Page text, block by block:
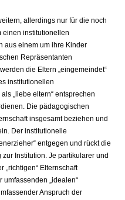
allerdings nur für die noch
einen institutionellen
aus einem um ihre Kinder
Repräsentanten
die Eltern „eingemeindet“
institutionellen
„liebe eltern“ entsprechen
Die pädagogischen
insgesamt beziehen und
Der institutionelle
entgegen und rückt die
Institution. Je partikularer und
„richtigen“ Elternschaft
umfassenden „idealen“
Anspruch der